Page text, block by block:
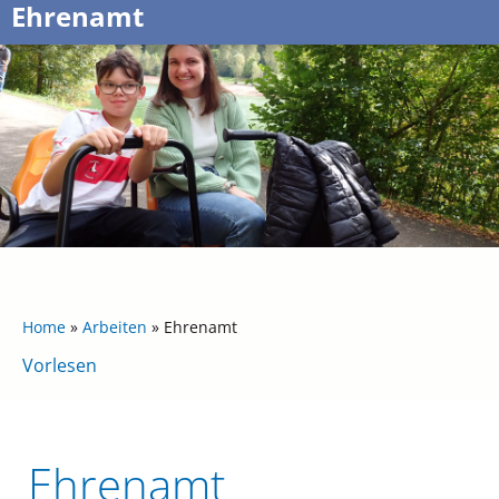
Ehrenamt
Home » Arbeiten » Ehrenamt
Vorlesen
Ehrenamt